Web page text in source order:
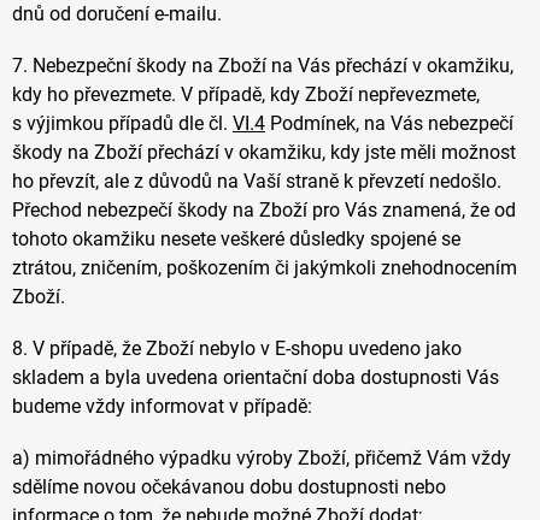
dnů od doručení e-mailu.
7. Nebezpeční škody na Zboží na Vás přechází v okamžiku,
kdy ho převezmete. V případě, kdy Zboží nepřevezmete,
s výjimkou případů dle čl. VI.4 Podmínek, na Vás nebezpečí
škody na Zboží přechází v okamžiku, kdy jste měli možnost
ho převzít, ale z důvodů na Vaší straně k převzetí nedošlo.
Přechod nebezpečí škody na Zboží pro Vás znamená, že od
tohoto okamžiku nesete veškeré důsledky spojené se
ztrátou, zničením, poškozením či jakýmkoli znehodnocením
Zboží.
8. V případě, že Zboží nebylo v E-shopu uvedeno jako
skladem a byla uvedena orientační doba dostupnosti Vás
budeme vždy informovat v případě:
a) mimořádného výpadku výroby Zboží, přičemž Vám vždy
sdělíme novou očekávanou dobu dostupnosti nebo